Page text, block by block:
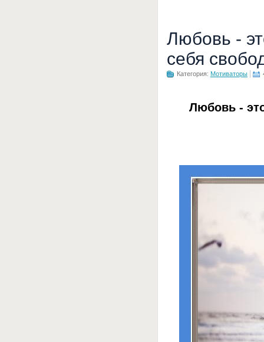
Любовь -
себя
Категория: Мотиваторы
Любовь -